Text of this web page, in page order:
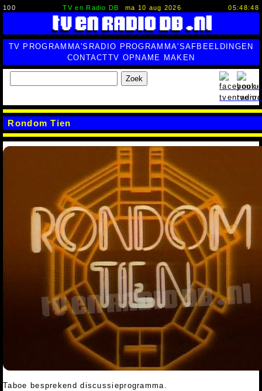
100 TV en Radio DB ma 10 aug 2026 05:48:49
TV PROGRAMMA'S RADIO PROGRAMMA'SAFBEELDINGEN
CONTACTTV OPNAME MAKEN
Zoek
Rondom Tien
Taboe besprekend discussieprogramma.